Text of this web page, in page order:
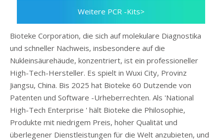
Weitere PCR -Kits>
Bioteke Corporation, die sich auf molekulare Diagnostika
und schneller Nachweis, insbesondere auf die
Nukleinsäurehäude, konzentriert, ist ein professioneller
High-Tech-Hersteller. Es spielt in Wuxi City, Provinz
Jiangsu, China. Bis 2025 hat Bioteke 60 Dutzende von
Patenten und Software -Urheberrechten. Als 'National
High-Tech Enterprise ' hält Bioteke die Philosophie,
Produkte mit niedrigem Preis, hoher Qualität und
überlegener Dienstleistungen für die Welt anzubieten, und